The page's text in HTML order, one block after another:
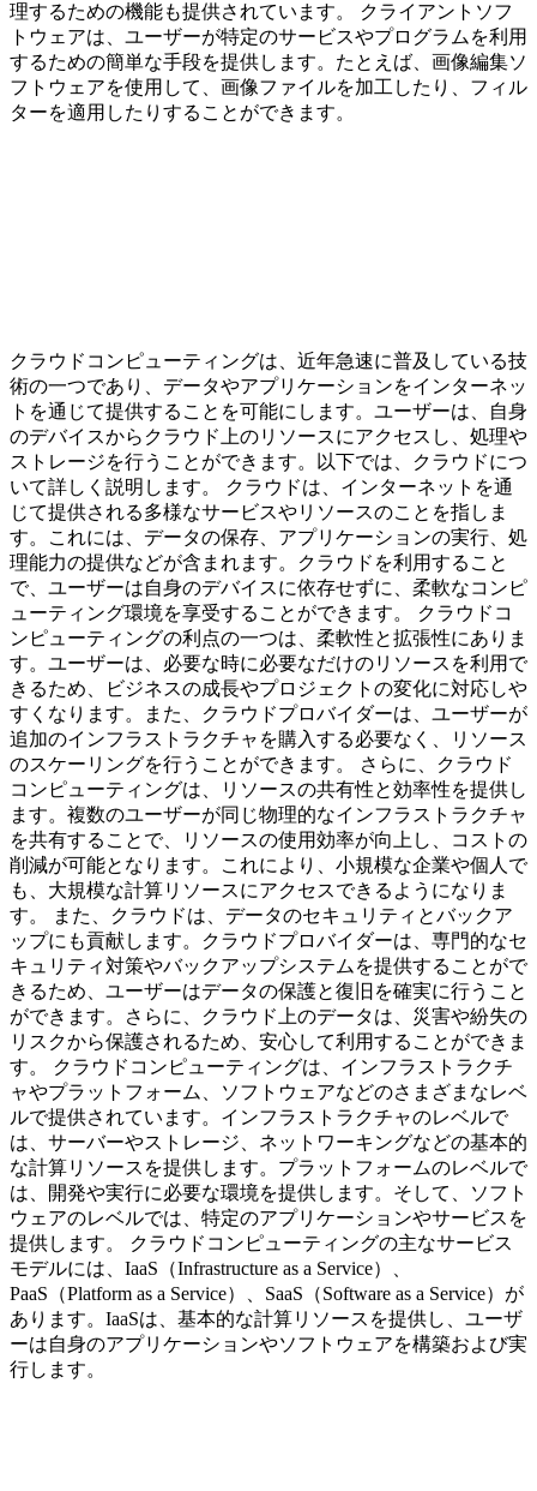
理するための機能も提供されています。 クライアントソフ
トウェアは、ユーザーが特定のサービスやプログラムを利用
するための簡単な手段を提供します。たとえば、画像編集ソ
フトウェアを使用して、画像ファイルを加工したり、フィル
ターを適用したりすることができます。
クラウドコンピューティングは、近年急速に普及している技
術の一つであり、データやアプリケーションをインターネッ
トを通じて提供することを可能にします。ユーザーは、自身
のデバイスからクラウド上のリソースにアクセスし、処理や
ストレージを行うことができます。以下では、クラウドにつ
いて詳しく説明します。 クラウドは、インターネットを通
じて提供される多様なサービスやリソースのことを指しま
す。これには、データの保存、アプリケーションの実行、処
理能力の提供などが含まれます。クラウドを利用すること
で、ユーザーは自身のデバイスに依存せずに、柔軟なコンピ
ューティング環境を享受することができます。 クラウドコ
ンピューティングの利点の一つは、柔軟性と拡張性にありま
す。ユーザーは、必要な時に必要なだけのリソースを利用で
きるため、ビジネスの成長やプロジェクトの変化に対応しや
すくなります。また、クラウドプロバイダーは、ユーザーが
追加のインフラストラクチャを購入する必要なく、リソース
のスケーリングを行うことができます。 さらに、クラウド
コンピューティングは、リソースの共有性と効率性を提供し
ます。複数のユーザーが同じ物理的なインフラストラクチャ
を共有することで、リソースの使用効率が向上し、コストの
削減が可能となります。これにより、小規模な企業や個人で
も、大規模な計算リソースにアクセスできるようになりま
す。 また、クラウドは、データのセキュリティとバックア
ップにも貢献します。クラウドプロバイダーは、専門的なセ
キュリティ対策やバックアップシステムを提供することがで
きるため、ユーザーはデータの保護と復旧を確実に行うこと
ができます。さらに、クラウド上のデータは、災害や紛失の
リスクから保護されるため、安心して利用することができま
す。 クラウドコンピューティングは、インフラストラクチ
ャやプラットフォーム、ソフトウェアなどのさまざまなレベ
ルで提供されています。インフラストラクチャのレベルで
は、サーバーやストレージ、ネットワーキングなどの基本的
な計算リソースを提供します。プラットフォームのレベルで
は、開発や実行に必要な環境を提供します。そして、ソフト
ウェアのレベルでは、特定のアプリケーションやサービスを
提供します。 クラウドコンピューティングの主なサービス
モデルには、IaaS（Infrastructure as a Service）、
PaaS（Platform as a Service）、SaaS（Software as a Service）が
あります。IaaSは、基本的な計算リソースを提供し、ユーザ
ーは自身のアプリケーションやソフトウェアを構築および実
行します。